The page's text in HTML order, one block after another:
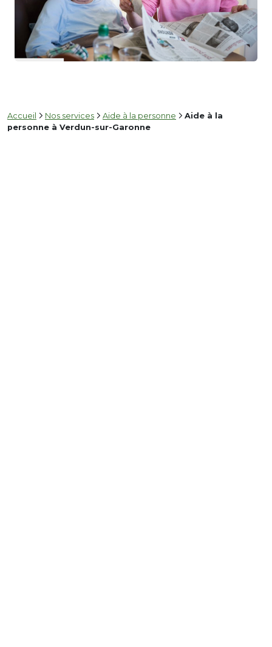
Accueil Nos services Aide à la personne
Aide à la
personne à Verdun-sur-Garonne